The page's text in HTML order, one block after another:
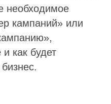
необходимое
кампаний» или
и как будет